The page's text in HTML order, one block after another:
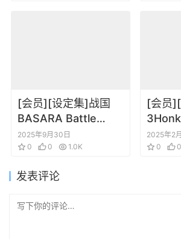
[会员][设定集]战国
BASARA Battle
Heroes Official
Complete Works
2025年9月30日
0
0 1.0K
[会员
2025年2
0
0
发表评论